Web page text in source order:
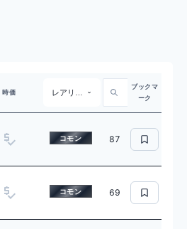
時価 レアリティ
ブックマ
ーク
コモン 87
コモン 69